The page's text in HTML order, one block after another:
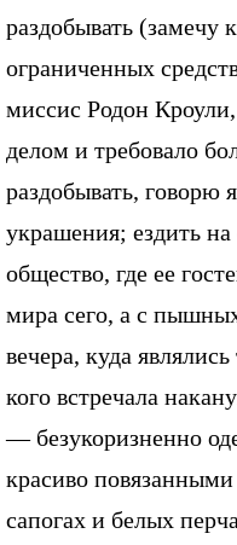
раздобывать (замечу
ограниченных
миссис Родон
делом и требовало
раздобывать, говорю
украшения; ездить
общество, где ее
мира сего, а с
вечера, куда
кого встречала
— безукоризненно
красиво
сапогах и белых